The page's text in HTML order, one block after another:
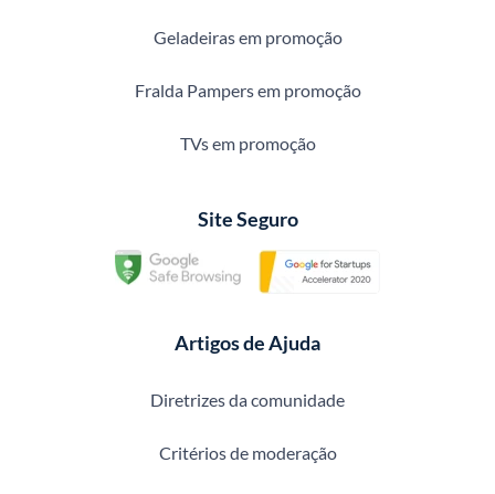
Geladeiras em promoção
Fralda Pampers em promoção
TVs em promoção
Site Seguro
Artigos de Ajuda
Diretrizes da comunidade
Critérios de moderação